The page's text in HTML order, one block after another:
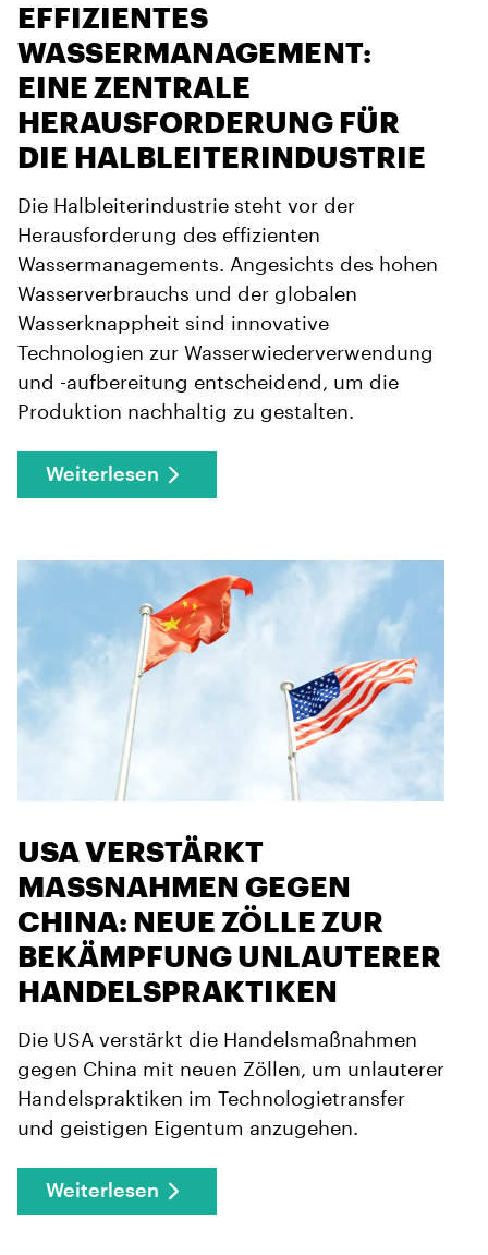
EFFIZIENTES
WASSERMANAGEMENT:
EINE ZENTRALE
HERAUSFORDERUNG FÜR
DIE HALBLEITERINDUSTRIE
Die Halbleiterindustrie steht vor der
Herausforderung des effizienten
Wassermanagements. Angesichts des hohen
Wasserverbrauchs und der globalen
Wasserknappheit sind innovative
Technologien zur Wasserwiederverwendung
und -aufbereitung entscheidend, um die
Produktion nachhaltig zu gestalten.
Weiterlesen
USA VERSTÄRKT
MASSNAHMEN GEGEN C
HINA: NEUE ZÖLLE ZUR B
EKÄMPFUNG UNLAUTERER H
ANDELSPRAKTIKEN
Die USA verstärkt die Handelsmaßnahmen
gegen China mit neuen Zöllen, um unlauterer
Handelspraktiken im Technologietransfer
und geistigen Eigentum anzugehen.
Weiterlesen